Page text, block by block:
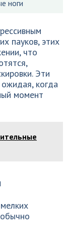
ноги
пауков, этих
что
Эти
когда
момент